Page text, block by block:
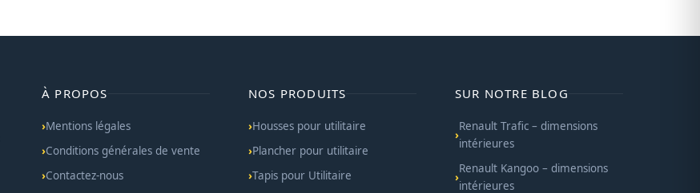
À PROPOS
Mentions légales
Conditions générales de vente
Contactez-nous
NOS PRODUITS
Housses pour utilitaire
Plancher pour utilitaire
Tapis pour Utilitaire
SUR NOTRE BLOG
Renault Trafic – dimensions
intérieures
Renault Kangoo – dimensions
intérieures